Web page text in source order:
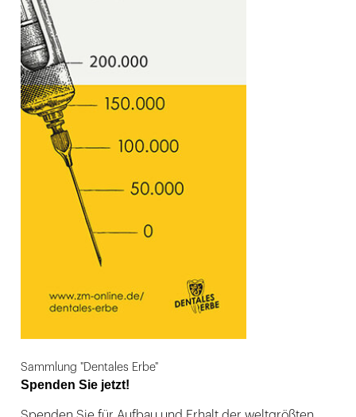
Sammlung "Dentales Erbe"
Spenden Sie jetzt!